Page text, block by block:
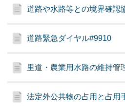
道路や水路等との境界確認
道路緊急ダイヤル#9910
里道・農業用水路の維持管
法定外公共物の占用と占用